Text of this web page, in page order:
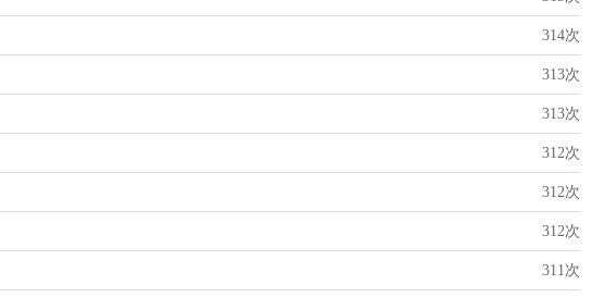
314次
313次
313次
312次
312次
312次
311次